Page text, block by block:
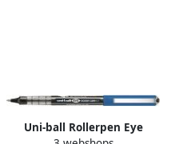
Uni-ball Rollerpen Eye